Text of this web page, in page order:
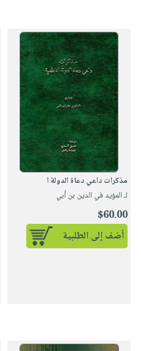
مذكرات داعي دعاة الدولة ا
لـ المؤيد في الدين بن أبي
$60.00
أضف إلى الطلبية